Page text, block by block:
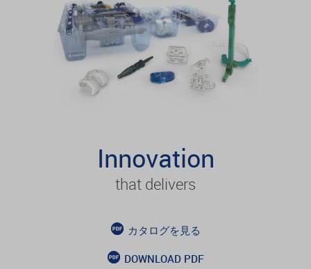
Innovation
that delivers
カタログを見る
DOWNLOAD PDF